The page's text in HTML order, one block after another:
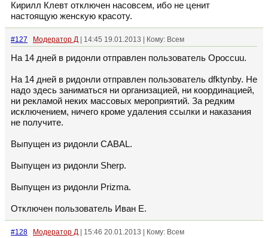
Кирилл Клевт отключен насовсем, ибо не ценит
настоящую женскую красоту.
#127 Модератор Д | 14:45 19.01.2013 | Кому: Всем
На 14 дней в ридонли отправлен пользователь Opoccuu.
На 14 дней в ридонли отправлен пользователь dfktynby. Не
надо здесь заниматься ни организацией, ни координацией,
ни рекламой неких массовых мероприятий. За редким
исключением, ничего кроме удаления ссылки и наказания
не получите.
Выпущен из ридонли CABAL.
Выпущен из ридонли Sherp.
Выпущен из ридонли Prizma.
Отключен пользователь Иван Е.
#128 Модератор Д | 15:46 20.01.2013 | Кому: Всем